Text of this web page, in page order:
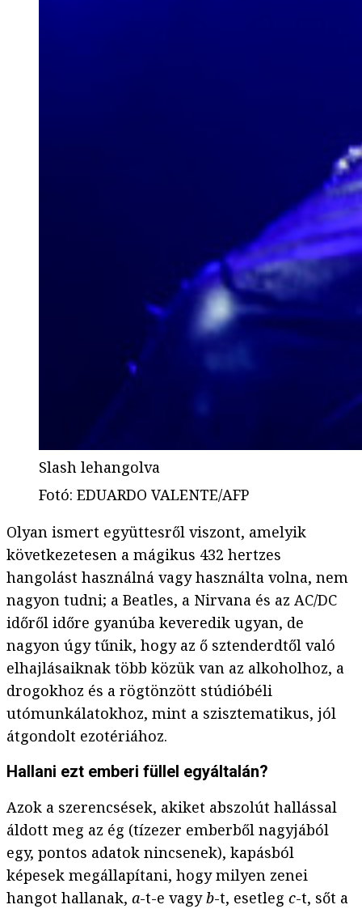
Slash lehangolva
Fotó: EDUARDO VALENTE/AFP
Olyan ismert együttesről viszont, amelyik
következetesen a mágikus 432 hertzes
hangolást használná vagy használta volna, nem
nagyon tudni; a Beatles, a Nirvana és az AC/DC
időről időre gyanúba keveredik ugyan, de
nagyon úgy tűnik, hogy az ő sztenderdtől való
elhajlásaiknak több közük van az alkoholhoz, a
drogokhoz és a rögtönzött stúdióbéli
utómunkálatokhoz, mint a szisztematikus, jól
átgondolt ezotériához.
Hallani ezt emberi füllel egyáltalán?
Azok a szerencsések, akiket abszolút hallással
áldott meg az ég (tízezer emberből nagyjából
egy, pontos adatok nincsenek), kapásból
képesek megállapítani, hogy milyen zenei
hangot hallanak, a-t-e vagyb-t, esetleg c-t, sőt a